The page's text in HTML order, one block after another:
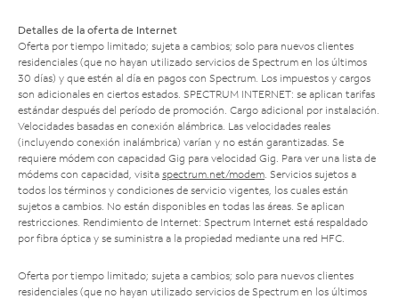
Detalles de la oferta de Internet
Oferta por tiempo limitado; sujeta a cambios; solo para nuevos clientes
residenciales (que no hayan utilizado servicios de Spectrum en los últimos
30 días) y que estén al día en pagos con Spectrum. Los impuestos y cargos
son adicionales en ciertos estados. SPECTRUM INTERNET: se aplican tarifas
estándar después del período de promoción. Cargo adicional por instalación.
Velocidades basadas en conexión alámbrica. Las velocidades reales
(incluyendo conexión inalámbrica) varían y no están garantizadas. Se
requiere módem con capacidad Gig para velocidad Gig. Para ver una lista de
módems con capacidad, visita spectrum.net/modem . Servicios sujetos a
todos los términos y condiciones de servicio vigentes, los cuales están
sujetos a cambios. No están disponibles en todas las áreas. Se aplican
restricciones. Rendimiento de Internet: Spectrum Internet está respaldado
por fibra óptica y se suministra a la propiedad mediante una red HFC.
Oferta por tiempo limitado; sujeta a cambios; solo para nuevos clientes
residenciales (que no hayan utilizado servicios de Spectrum en los últimos